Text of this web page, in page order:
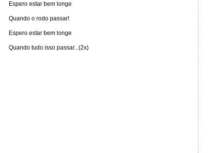
Espero estar bem longe
Quando o rodo passar!
Espero estar bem longe
Quando tudo isso passar...(2x)